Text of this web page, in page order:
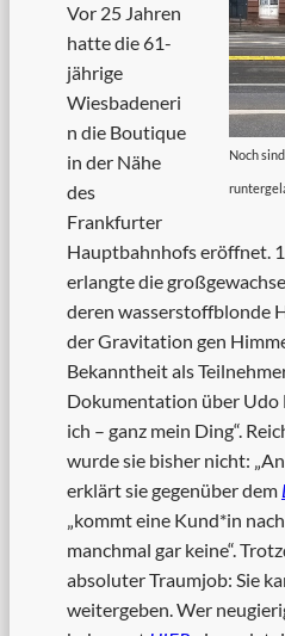
Noch
Vor 25 Jahren
hatte die 61-
jährige
Wiesbadeneri
n die Boutique
in der Nähe
des
Frankfurter
Hauptbahnhofs eröffnet.
erlangte die
deren wasserstoffblonde
der Gravitation gen
Bekanntheit als
Dokumentation über Udo
ich – ganz mein Ding“.
wurde sie bisher nicht: „An
erklärt sie gegenüber dem
„kommt eine Kund*in
manchmal gar keine“.
absoluter Traumjob: Sie
weitergeben. Wer